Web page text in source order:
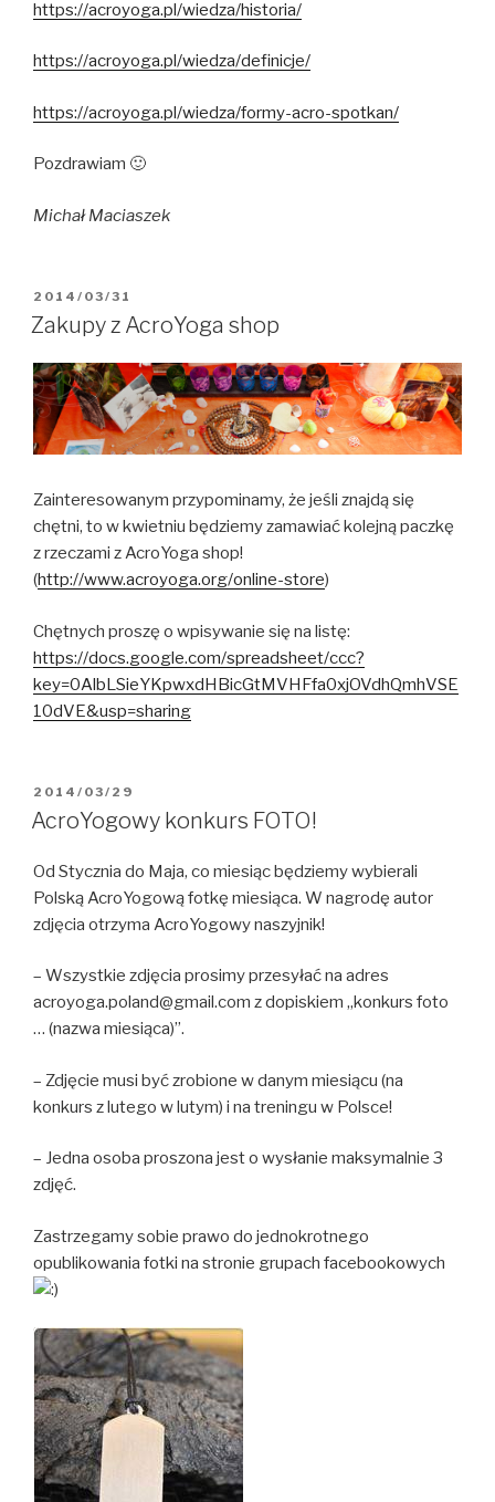
https://acroyoga.pl/wiedza/historia/
https://acroyoga.pl/wiedza/definicje/
https://acroyoga.pl/wiedza/formy-acro-spotkan/
Pozdrawiam 🙂
Michał Maciaszek
OPUBLIKOWANE
W
2014/03/31
Zakupy z AcroYoga shop
Zainteresowanym przypominamy, że jeśli znajdą się
chętni, to w kwietniu będziemy zamawiać kolejną paczkę
z rzeczami z AcroYoga shop!
(http://www.acroyoga.org/online-store)
Chętnych proszę o wpisywanie się na listę:
https://docs.google.com/spreadsheet/ccc?
key=0AlbLSieYKpwxdHBicGtMVHFfa0xjOVdhQmhVSE
10dVE&usp=sharing
OPUBLIKOWANE
W
2014/03/29
AcroYogowy konkurs FOTO!
Od Stycznia do Maja, co miesiąc będziemy wybierali
Polską AcroYogową fotkę miesiąca. W nagrodę autor
zdjęcia otrzyma AcroYogowy naszyjnik!
– Wszystkie zdjęcia prosimy przesyłać na adres
acroyoga.poland@gmail.com z dopiskiem „konkurs foto
… (nazwa miesiąca)”.
– Zdjęcie musi być zrobione w danym miesiącu (na
konkurs z lutego w lutym) i na treningu w Polsce!
– Jedna osoba proszona jest o wysłanie maksymalnie 3
zdjęć.
Zastrzegamy sobie prawo do jednokrotnego
opublikowania fotki na stronie grupach facebookowych